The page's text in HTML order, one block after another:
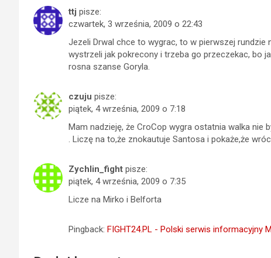
ttj pisze:
czwartek, 3 września, 2009 o 22:43
Jezeli Drwal chce to wygrac, to w pierwszej rundzie
wystrzeli jak pokrecony i trzeba go przeczekac, bo
rosna szanse Goryla.
czuju pisze:
piątek, 4 września, 2009 o 7:18
Mam nadzieję, że CroCop wygra ostatnia walka nie
. Liczę na to,że znokautuje Santosa i pokaże,że
Zychlin_fight pisze:
piątek, 4 września, 2009 o 7:35
Licze na Mirko i Belforta
Pingback: FIGHT24.PL - Polski serwis informacyjny